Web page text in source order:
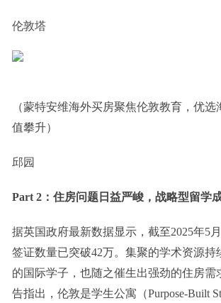
伦敦塔
（蒙特安维海外买房聚焦伦敦教育，优选
值攀升）
邱园
Part 2：住房问题日益严峻，战略型留学
据英国政府最新数据显示，截至2025年5
签证数量已突破42万。集聚的学术资源持
的国际学子，也随之催生出强劲的住房需
告指出，伦敦是学生公寓（Purpose-Built